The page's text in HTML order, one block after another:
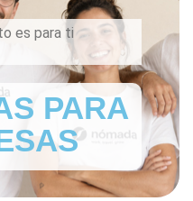
es para ti
PARA